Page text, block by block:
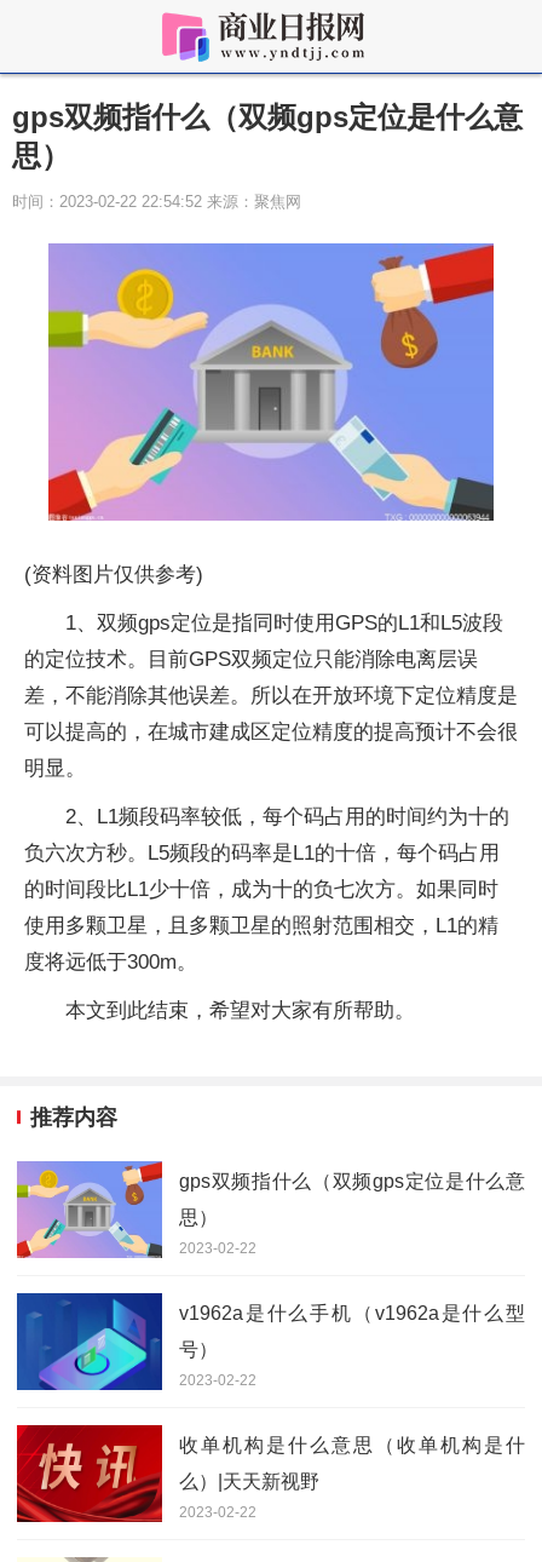
gps双频指什么（双频gps定位是什么意
思）
时间：2023-02-22 22:54:52 来源：聚焦网
(资料图片仅供参考)
1、双频gps定位是指同时使用GPS的L1和L5波段
的定位技术。目前GPS双频定位只能消除电离层误
差，不能消除其他误差。所以在开放环境下定位精度是
可以提高的，在城市建成区定位精度的提高预计不会很
明显。
2、L1频段码率较低，每个码占用的时间约为十的
负六次方秒。L5频段的码率是L1的十倍，每个码占用
的时间段比L1少十倍，成为十的负七次方。如果同时
使用多颗卫星，且多颗卫星的照射范围相交，L1的精
度将远低于300m。
本文到此结束，希望对大家有所帮助。
推荐内容
gps双频指什么（双频gps定位是什么意
思）
2023-02-22
v1962a是什么手机（v1962a是什么型
号）
2023-02-22
收单机构是什么意思（收单机构是什
么）|天天新视野
2023-02-22